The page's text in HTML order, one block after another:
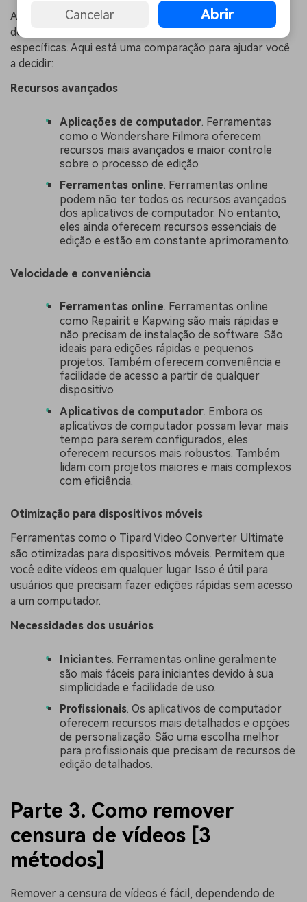
A escolha entre ferramentas on-line e software para
desktop depende de suas necessidades e preferências
específicas. Aqui está uma comparação para ajudar você
a decidir:
Recursos avançados
Aplicações de computador. Ferramentas
como o Wondershare Filmora oferecem
recursos mais avançados e maior controle
sobre o processo de edição.
Ferramentas online. Ferramentas online
podem não ter todos os recursos avançados
dos aplicativos de computador. No entanto,
eles ainda oferecem recursos essenciais de
edição e estão em constante aprimoramento.
Velocidade e conveniência
Ferramentas online. Ferramentas online
como Repairit e Kapwing são mais rápidas e
não precisam de instalação de software. São
ideais para edições rápidas e pequenos
projetos. Também oferecem conveniência e
facilidade de acesso a partir de qualquer
dispositivo.
Aplicativos de computador. Embora os
aplicativos de computador possam levar mais
tempo para serem configurados, eles
oferecem recursos mais robustos. Também
lidam com projetos maiores e mais complexos
com eficiência.
Otimização para dispositivos móveis
Ferramentas como o Tipard Video Converter Ultimate
são otimizadas para dispositivos móveis. Permitem que
você edite vídeos em qualquer lugar. Isso é útil para
usuários que precisam fazer edições rápidas sem acesso
a um computador.
Necessidades dos usuários
Iniciantes. Ferramentas online geralmente
são mais fáceis para iniciantes devido à sua
simplicidade e facilidade de uso.
Profissionais. Os aplicativos de computador
oferecem recursos mais detalhados e opções
de personalização. São uma escolha melhor
para profissionais que precisam de recursos de
edição detalhados.
Parte 3. Como remover
censura de vídeos [3
métodos]
Remover a censura de vídeos é fácil, dependendo de
Cancelar Abrir